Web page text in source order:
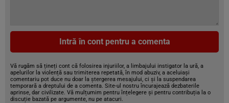
Intră în cont pentru a comenta
Vă rugăm să țineți cont că folosirea injuriilor, a limbajului instigator la ură, a
apelurilor la violență sau trimiterea repetată, în mod abuziv, a aceluiași
comentariu pot duce nu doar la ștergerea mesajului, ci și la suspendarea
temporară a dreptului de a comenta. Site-ul nostru încurajează dezbaterile
aprinse, dar civilizate. Vă mulțumim pentru înțelegere și pentru contribuția la o
discuție bazată pe argumente, nu pe atacuri.